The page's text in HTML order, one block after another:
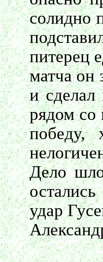
солидно
питерец
матча он
и
рядом со
победу,
Дело
удар